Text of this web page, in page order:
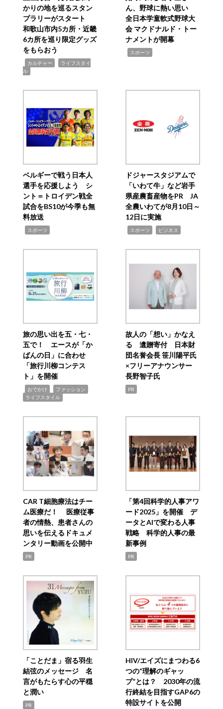
かりの地を巡るスタン
プラリーがスタート
和歌山市内5カ所・近畿
6カ所を巡り限定グッズ
をもらおう
カルチャー
ライフスタイ
ル
ん、野球に熱い思い
全日本学童軟式野球大
会 マクドナルド・トー
ナメントが開幕
スポーツ
ベルギーで戦う日本人
選手を応援しよう シ
ント＝トロイデン戦全
試合をBS10が今季も無
料放送
スポーツ
ドジャースタジアムで
「いわて牛」など岩手
県産農畜産物をPR JA
全農いわてが8月10日～
12日に実施
スポーツ ビジネス
旅の思い出を五・七・
五で！ エースが「か
ばんの日」に合わせ
「旅行川柳コンテス
ト」を開催
おでかけ ファッション
ライフスタイル
故人の「想い」かなえ
る 遺贈寄付 日本財
団名誉会長 笹川陽平氏
×フリーアナウンサー
長野智子氏
PR
CAR T細胞療法はチー
ム医療だ！ 医療従事
者の情熱、患者さんの
思いを伝えるドキュメ
ンタリー動画を公開中
PR
「第4回科学的人事アワ
ード2025」を開催 デ
ータとAIで変わる人事
戦略 科学的人事の最
新事例
PR
「ことだま」宿る羽生
結弦のメッセージ 名
言がもたらす心の平穏
と潤い
PR
HIV/エイズにまつわる6
つの“理解のギャッ
プ”とは？ 2030年の流
行終結を目指すGAP6の
特設サイトを公開